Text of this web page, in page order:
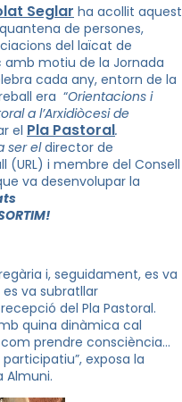
Seglar ha acollit aquest
de persones,
del laïcat de
amb motiu de la Jornada
cada any, entorn de la
era “Orientacions i
a l’Arxidiòcesi de
el Pla Pastoral.
ser eldirector de
(URL) i membre del Consell
va desenvolupar la
i, seguidament, es va
es va subratllar
del Pla Pastoral.
quina dinàmica cal
prendre consciència…
exposa la
Almuni.